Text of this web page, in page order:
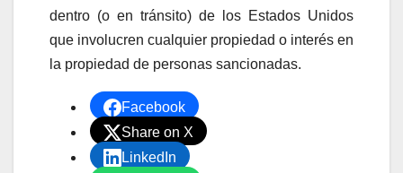
dentro (o en tránsito) de los Estados Unidos
que involucren cualquier propiedad o interés en
la propiedad de personas sancionadas.
Facebook
Share on X
LinkedIn